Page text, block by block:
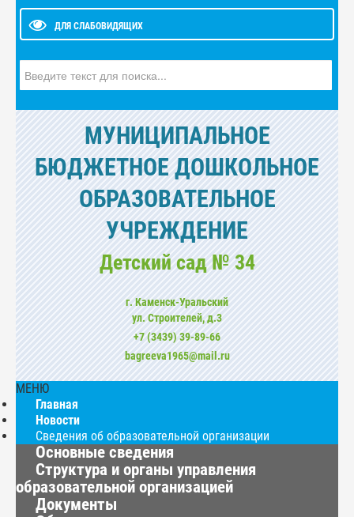
ДЛЯ СЛАБОВИДЯЩИХ
МУНИЦИПАЛЬНОЕ
БЮДЖЕТНОЕ ДОШКОЛЬНОЕ
ОБРАЗОВАТЕЛЬНОЕ
УЧРЕЖДЕНИЕ
Детский сад № 34
г. Каменск-Уральский
ул. Cтроителей, д.3
+7 (3439) 39-89-66
bagreeva1965@mail.ru
МЕНЮ
Главная
Новости
Сведения об образовательной организации
Основные сведения
Структура и органы управления
образовательной организацией
Документы